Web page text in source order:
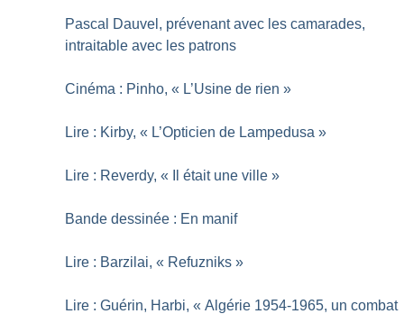
Pascal Dauvel, prévenant avec les camarades,
intraitable avec les patrons
Cinéma : Pinho, « L’Usine de rien »
Lire : Kirby, « L’Opticien de Lampedusa »
Lire : Reverdy, « Il était une ville »
Bande dessinée : En manif
Lire : Barzilai, « Refuzniks »
Lire : Guérin, Harbi, « Algérie 1954-1965, un combat